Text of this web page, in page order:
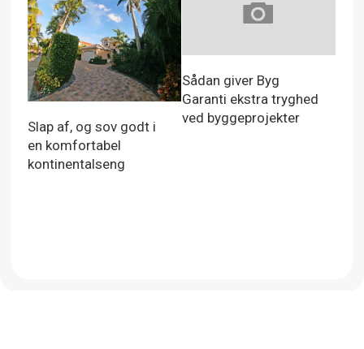
Slap af, og sov godt i
en komfortabel
kontinentalseng
Sådan giver Byg
Garanti ekstra tryghed
ved byggeprojekter